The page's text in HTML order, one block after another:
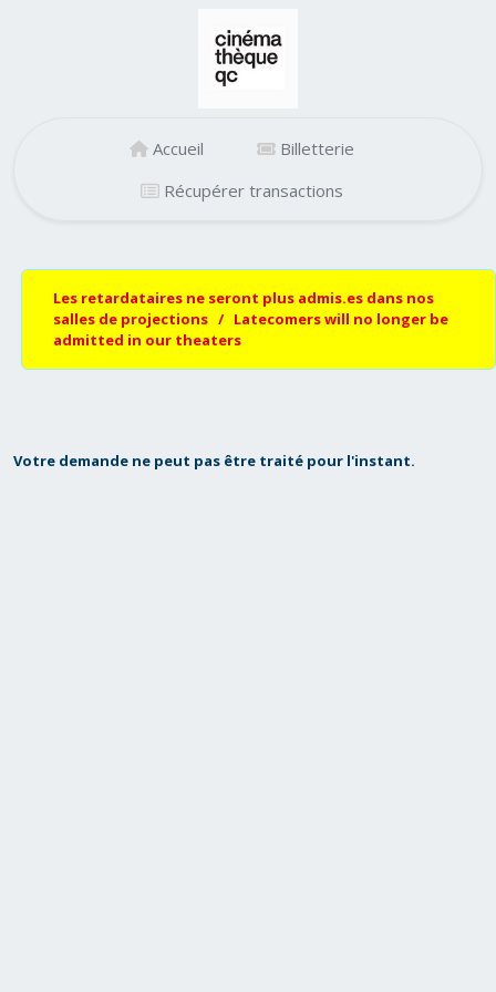
Accueil
Billetterie
Récupérer transactions
Les retardataires ne seront plus admis.es dans nos
salles de projections / Latecomers will no longer be
admitted in our theaters
Votre demande ne peut pas être traité pour l'instant.